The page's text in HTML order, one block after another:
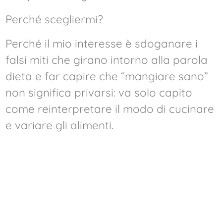
Perché scegliermi?
Perché il mio interesse è sdoganare i
falsi miti che girano intorno alla parola
dieta e far capire che “mangiare sano”
non significa privarsi: va solo capito
come reinterpretare il modo di cucinare
e variare gli alimenti.